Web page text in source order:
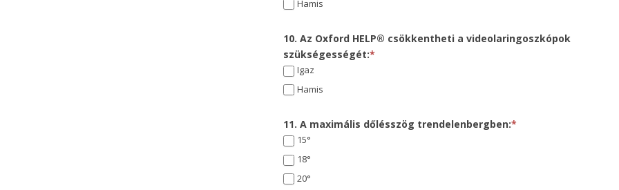
Hamis
10. Az Oxford HELP® csökkentheti a videolaringoszkópok
szükségességét:*
Igaz
Hamis
11. A maximális dőlésszög trendelenbergben:*
15°
18°
20°